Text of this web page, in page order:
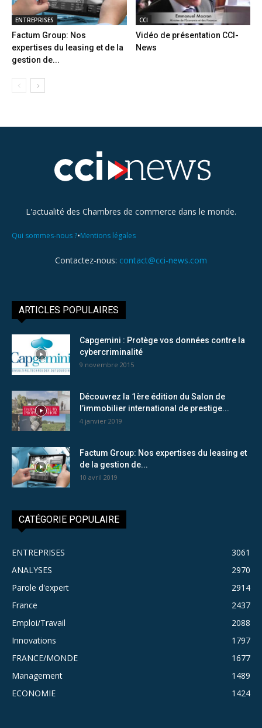
ENTREPRISES
Factum Group: Nos
expertises du leasing et de la
gestion de...
CCI
Vidéo de présentation CCI-
News
L'actualité des Chambres de commerce dans le monde.
Qui sommes-nous ?•Mentions légales
Contactez-nous: contact@cci-news.com
ARTICLES POPULAIRES
Capgemini : Protège vos données contre la
cybercriminalité
9 novembre 2015
Découvrez la 1ère édition du Salon de
l’immobilier international de prestige...
4 janvier 2019
Factum Group: Nos expertises du leasing et
de la gestion de...
10 avril 2019
CATÉGORIE POPULAIRE
ENTREPRISES
3061
ANALYSES
2970
Parole d'expert
2914
France
2437
Emploi/Travail
2088
Innovations
1797
FRANCE/MONDE
1677
Management
1489
ECONOMIE
1424